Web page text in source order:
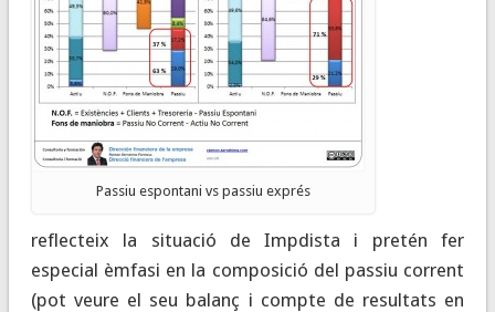
Passiu espontani vs passiu exprés
reflecteix la situació de Impdista i pretén fer
especial èmfasi en la composició del passiu corrent
(pot veure el seu balanç i compte de resultats en